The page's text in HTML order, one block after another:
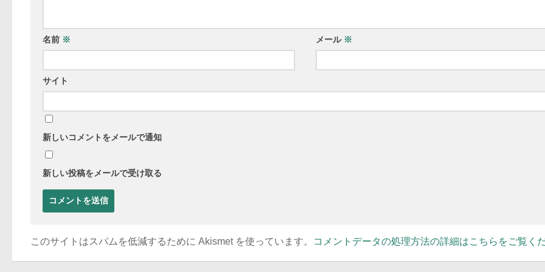
名前 ※ メール ※
サイト
新しいコメントをメールで通知
新しい投稿をメールで受け取る
このサイトはスパムを低減するために Akismet を使っています。 コメントデータの処理方法の詳細はこちらをご覧く